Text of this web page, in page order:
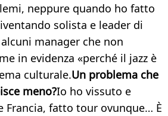
neppure quando ho fatto
solista e leader di
manager che non
in evidenza «perché il jazz è
culturale.Un problema che
meno?Io ho vissuto e
Francia, fatto tour ovunque… È